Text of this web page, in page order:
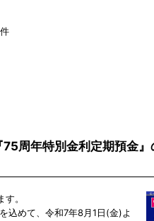
周年特別金利定期預金
。
込めて、令和7年8月1日(金)よ